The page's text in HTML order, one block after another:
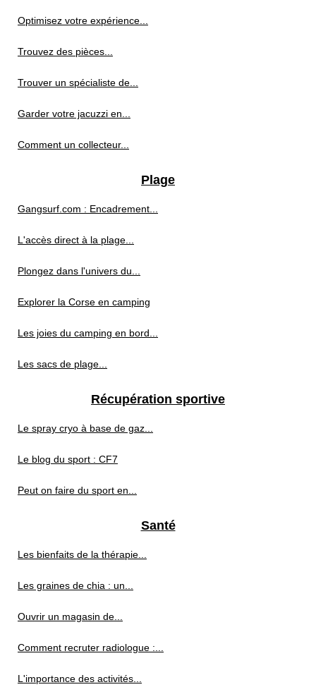
Optimisez votre expérience...
Trouvez des pièces...
Trouver un spécialiste de...
Garder votre jacuzzi en...
Comment un collecteur...
Plage
Gangsurf.com : Encadrement...
L'accès direct à la plage...
Plongez dans l'univers du...
Explorer la Corse en camping
Les joies du camping en bord...
Les sacs de plage...
Récupération sportive
Le spray cryo à base de gaz...
Le blog du sport : CF7
Peut on faire du sport en...
Santé
Les bienfaits de la thérapie...
Les graines de chia : un...
Ouvrir un magasin de...
Comment recruter radiologue :...
L'importance des activités...